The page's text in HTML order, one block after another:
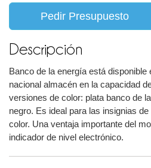
Pedir Presupuesto
Descripción
Banco de la energía está disponible
nacional almacén en la capacidad
versiones de color: plata banco de
negro. Es ideal para las insignias
color. Una ventaja importante del
indicador de nivel electrónico.